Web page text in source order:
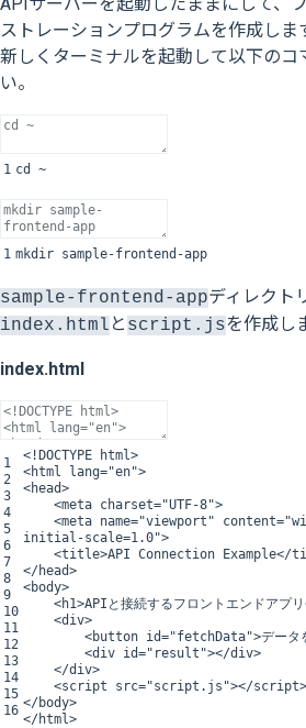
ストレーションプログラムを作成しま
新しくターミナルを起動して以下のコ
い。
1 cd ~
1 mkdir sample-frontend -app
sample-frontend-appディレクト
index.html と script.jsを作成し
index.html
1
2
3
4
5
6
7
8
9
10
11
12
13
14
15
16
< !DOCTYPE html >
<html lang="en">
<head>
<meta charset="UTF-8">
<meta name="viewport" content=
initial-scale=1.0">
<title>API Connection Example</
</head>
<body>
<h1>API と接続するフロントエンドアプリ
<div>
<button id="fetchData">データ
<div id="result"></div>
</div>
<script src="script.js"></script>
</body>
</html >